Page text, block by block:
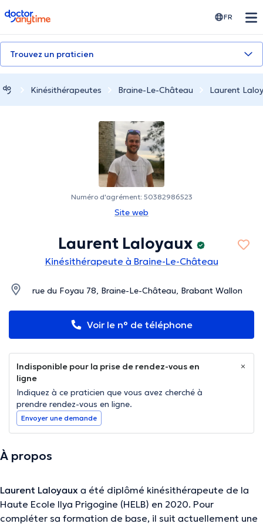
doctoranytime FR
Trouvez un praticien
Kinésithérapeutes Braine-Le-Château Laurent
Numéro d'agrément: 50382986523
Site web
Laurent Laloyaux
Kinésithérapeute à Braine-Le-Château
rue du Foyau 78, Braine-Le-Château, Brabant Wallon
Voir le n° de téléphone
Indisponible pour la prise de rendez-vous en
ligne
Indiquez à ce praticien que vous avez cherché à
prendre rendez-vous en ligne.
Envoyer une demande
À propos
Laurent Laloyaux a été diplômé kinésithérapeute de la
Haute Ecole Ilya Prigogine (HELB) en 2020. Pour
compléter sa formation de base, il suit actuellement une